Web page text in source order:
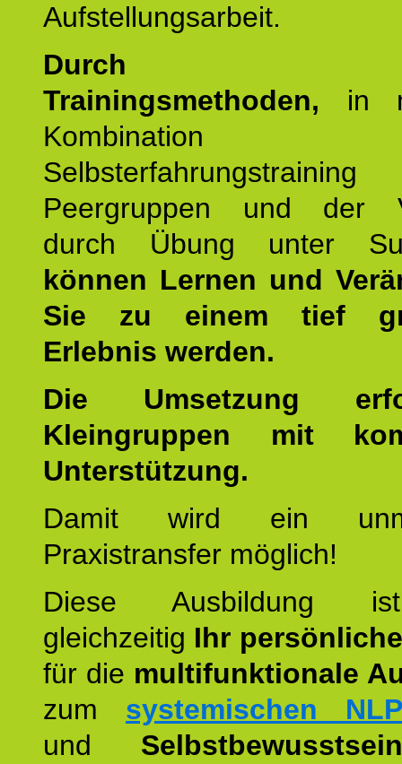
Aufstellungsarbeit.
Durch
Trainingsmethoden, in
Peergruppen und der
durch Übung unter
können Lernen und
Sie zu einem tief
Erlebnis werden.
Die Umsetzung
Kleingruppen mit
Unterstützung.
Damit wird ein
Praxistransfer möglich!
Diese Ausbildung
gleichzeitig Ihr
für die multifunktionale
zum systemischen
und